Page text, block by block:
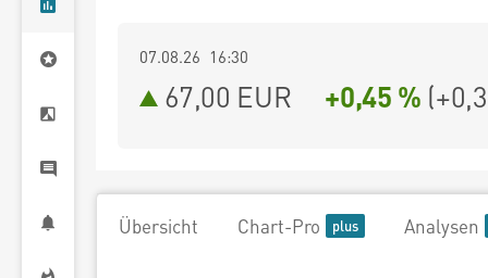
07.08.26 16:30
67,00 EUR +0,45 % (
Übersicht Chart-Pro Analysen